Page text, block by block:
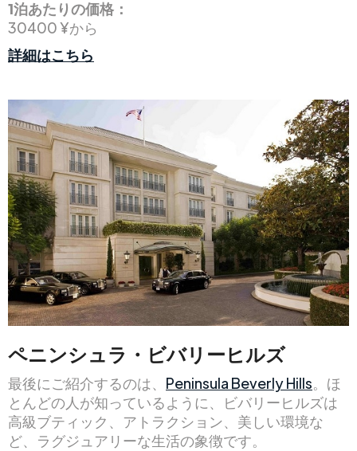
1泊あたりの価格：
30400 ¥から
詳細はこちら
ペニンシュラ・ビバリーヒルズ
最後にご紹介するのは、 Peninsula Beverly Hills。ほ
とんどの人が知っているように、ビバリーヒルズは
高級ブティック、アトラクション、美しい環境な
ど、ラグジュアリーな生活の象徴です。